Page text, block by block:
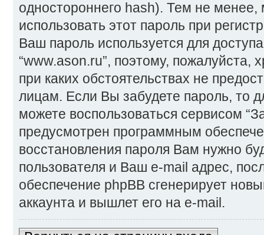
одностороннего hash). Тем не
использовать этот пароль при
Ваш пароль используется для
“www.ason.ru”, поэтому, пожалуйста,
при каких обстоятельствах не
лицам. Если Вы забудете пароль, то
можете воспользоваться сервисом
предусмотрен программным
восстановления пароля Вам нужно
пользователя и Ваш e-mail адрес,
обеспечение phpBB сгенерирует
аккаунта и вышлет его на e-mail.